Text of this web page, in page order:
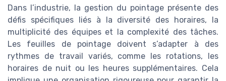
Dans l’industrie, la gestion du pointage présente des
défis spécifiques liés à la diversité des horaires, la
multiplicité des équipes et la complexité des tâches.
Les feuilles de pointage doivent s’adapter à des
rythmes de travail variés, comme les rotations, les
horaires de nuit ou les heures supplémentaires. Cela